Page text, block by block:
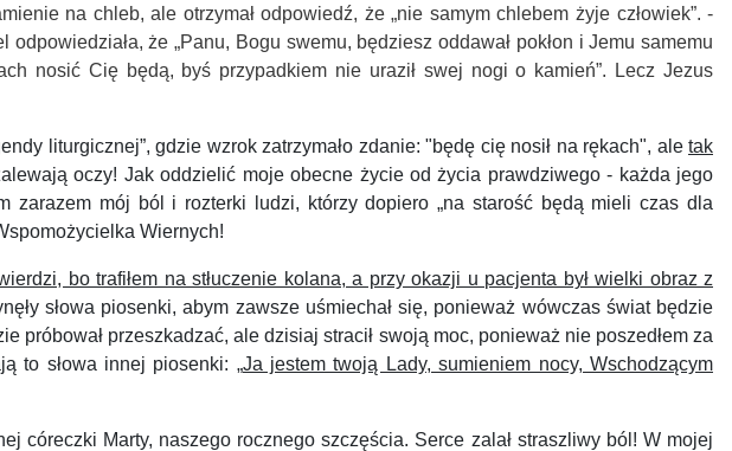
na chleb, ale otrzymał odpowiedź, że „nie samym chlebem żyje człowiek”.-
że „Panu, Bogu swemu, będziesz oddawał pokłon i Jemu samemu
nosić Cię będą, byś przypadkiem nie uraził swej nogi o kamień”. Lecz Jezus
liturgicznej”, gdzie wzrok zatrzymało zdanie: "będę cię nosił na rękach", aletak
oczy! Jak oddzielić moje obecne życie od życia prawdziwego - każda jego
zarazem mój ból i rozterki ludzi, którzy dopiero „na starość będą mieli czas dla
Wiernych!
bo trafiłem na stłuczenie kolana, a przy okazji u pacjenta był wielki obraz z
słowa piosenki, abym zawsze uśmiechał się, ponieważ wówczas świat będzie
przeszkadzać, ale dzisiaj stracił swoją moc, ponieważ nie poszedłem za
to słowa innej piosenki: „Ja jestem twoją Lady, sumieniem nocy, Wschodzącym
córeczki Marty, naszego rocznego szczęścia. Serce zalał straszliwy ból! W mojej